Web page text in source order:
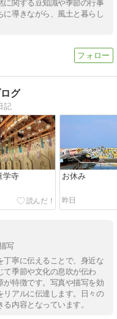
に関する豆知識や季節の行事
に導きながら、風土と暮らし
グ
記
学寺 お休み
昨日
写
丁寧に伝えることで、身近な
て季節や文化の息吹が伝わ
が特徴です。写真や描写を効
リアルに伝達します。日々の
内容となっています。